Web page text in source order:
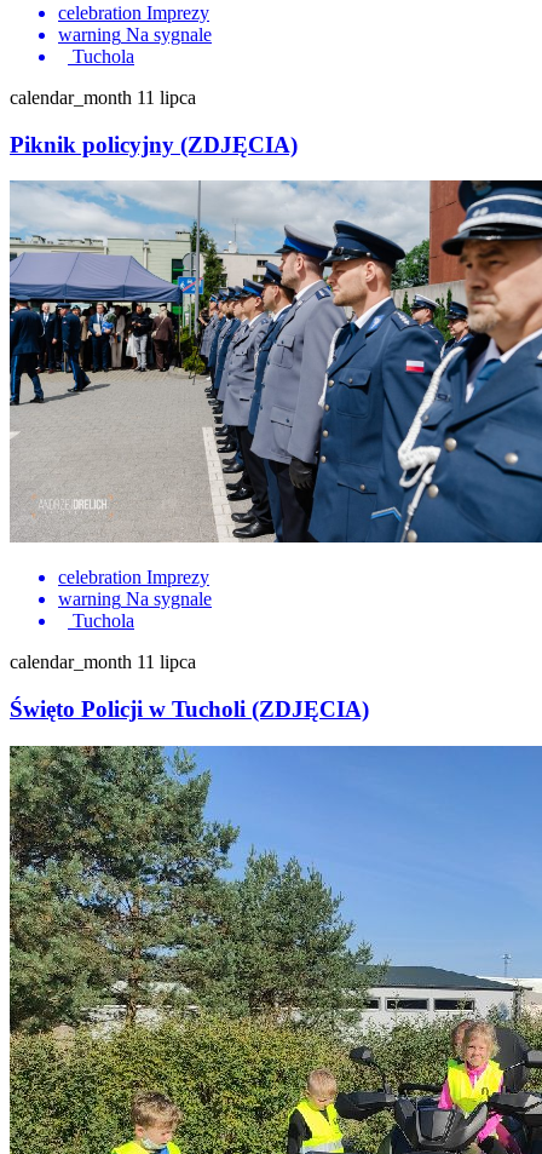
celebration Imprezy
warning Na sygnale
Tuchola
calendar_month 11 lipca
Piknik policyjny (ZDJĘCIA)
celebration Imprezy
warning Na sygnale
Tuchola
calendar_month 11 lipca
Święto Policji w Tucholi (ZDJĘCIA)